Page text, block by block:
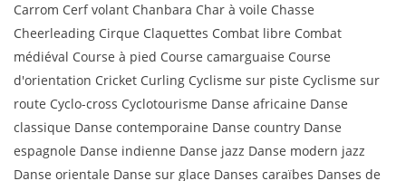
Carrom Cerf volant Chanbara Char à voile Chasse
Cheerleading Cirque Claquettes Combat libre Combat
médiéval Course à pied Course camarguaise Course
d'orientation Cricket Curling Cyclisme sur piste Cyclisme sur
route Cyclo-cross Cyclotourisme Danse africaine Danse
classique Danse contemporaine Danse country Danse
espagnole Danse indienne Danse jazz Danse modern jazz
Danse orientale Danse sur glace Danses caraïbes Danses de